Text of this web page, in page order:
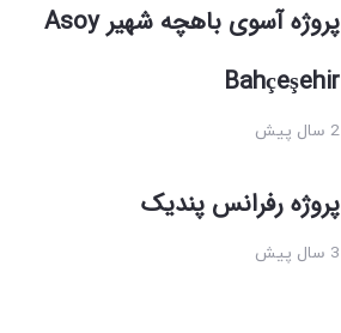
پروژه آسوی باهچه شهیر Asoy
Bahçeşehir
2 سال پیش
پروژه رفرانس پندیک
3 سال پیش